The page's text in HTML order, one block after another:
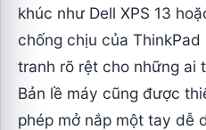
khúc như Dell XPS 13
chống chịu của
tranh rõ rệt cho những ai
Bản lề máy cũng được
phép mở nắp một tay dễ